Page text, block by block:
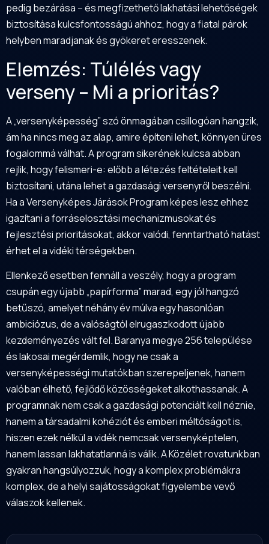
pedig bezárása – és megfizethető lakhatási lehetőségek
biztosítása kulcsfontosságú ahhoz, hogy a fiatal párok
helyben maradjanak és gyökeret eresszenek.
Elemzés: Túlélés vagy
verseny – Mi a prioritás?
A „versenyképesség” szó önmagában csillogóan hangzik,
ám ha nincs meg az alap, amire építeni lehet, könnyen üres
fogalommá válhat. A program sikerének kulcsa abban
rejlik, hogy felismeri-e: előbb a létezés feltételeit kell
biztosítani, utána lehet a gazdasági versenyről beszélni.
Ha a Versenyképes Járások Program képes lesz ehhez
igazítani a forráselosztási mechanizmusokat és
fejlesztési prioritásokat, akkor valódi, fenntartható hatást
érhet el a vidéki térségekben.
Ellenkező esetben fennáll a veszély, hogy a program
csupán egy újabb „papírforma” marad, egy jól hangzó
betűszó, amelyet néhány év múlva egy hasonlóan
ambiciózus, de a valóságtól elrugaszkodott újabb
kezdeményezés vált fel. Baranya megye 256 települése
és lakosai megérdemlik, hogy ne csak a
versenyképességi mutatókban szerepeljenek, hanem
valóban élhető, fejlődő közösségeket alkothassanak. A
programnak nem csak a gazdasági potenciált kell néznie,
hanem a társadalmi kohéziót és emberi méltóságot is,
hiszen ezek nélkül a vidék nemcsak versenyképtelen,
hanem lassan lakhatatlanná is válik. A Közélet rovatunkban
gyakran hangsúlyozzuk, hogy a komplex problémákra
komplex, de a helyi sajátosságokat figyelembe vevő
válaszok kellenek.